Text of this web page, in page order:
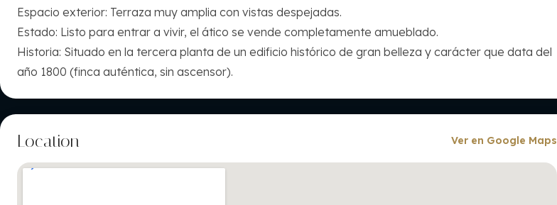
Espacio exterior: Terraza muy amplia con vistas despejadas.
Estado: Listo para entrar a vivir, ‌el ‌ático ‌se ‌vende ‌completamente amueblado.
Historia: ‌Situado ‌en la ‌tercera ‌planta de ‌un ‌edificio histórico de gran ‌belleza y ‌carácter que data ‌del
‌año ‌1800 ‌(finca ‌auténtica, ‌sin ‌ascensor).
Location Ver en Google Maps